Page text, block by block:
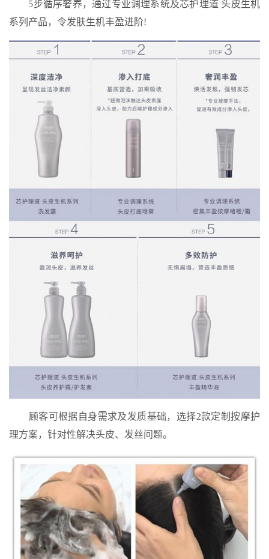
5步循序奢养，通过专业调理系统及芯护理道 头皮生机
系列产品，令发肤生机丰盈进阶!
顾客可根据自身需求及发质基础，选择2款定制按摩护
理方案，针对性解决头皮、发丝问题。